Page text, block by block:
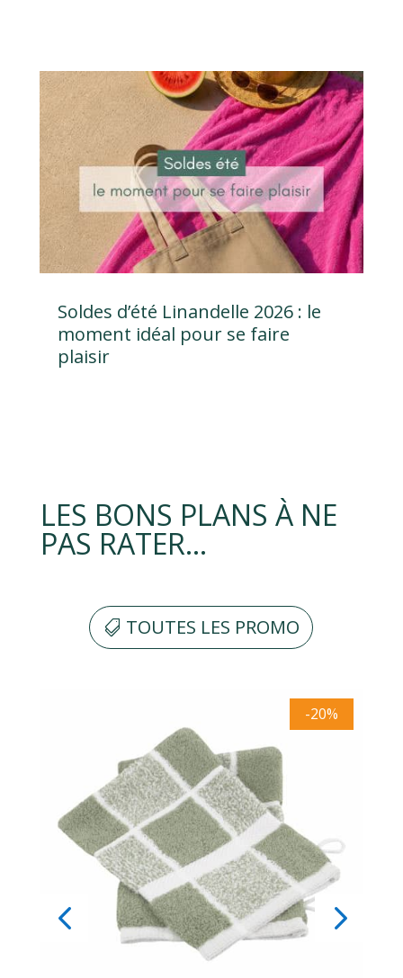
Soldes d’été Linandelle 2026 : le
moment idéal pour se faire
plaisir
LES BONS PLANS À NE
PAS RATER…
TOUTES LES PROMO
-20%